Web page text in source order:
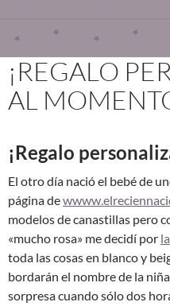
¡REGALO
AL
¡Regalo
El otro día nació el bebé de
página de
modelos de canastillas pero
«mucho rosa» me decidí por
toda las cosas en blanco y
bordarán el nombre de la
sorpresa cuando sólo dos